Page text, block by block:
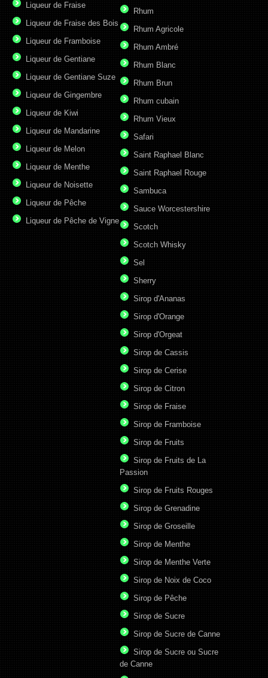
Liqueur de Fraise
Liqueur de Fraise des Bois
Liqueur de Framboise
Liqueur de Gentiane
Liqueur de Gentiane Suze
Liqueur de Gingembre
Liqueur de Kiwi
Liqueur de Mandarine
Liqueur de Melon
Liqueur de Menthe
Liqueur de Noisette
Liqueur de Pêche
Liqueur de Pêche de Vigne
Rhum
Rhum Agricole
Rhum Ambré
Rhum Blanc
Rhum Brun
Rhum cubain
Rhum Vieux
Safari
Saint Raphael Blanc
Saint Raphael Rouge
Sambuca
Sauce Worcestershire
Scotch
Scotch Whisky
Sel
Sherry
Sirop d'Ananas
Sirop d'Orange
Sirop d'Orgeat
Sirop de Cassis
Sirop de Cerise
Sirop de Citron
Sirop de Fraise
Sirop de Framboise
Sirop de Fruits
Sirop de Fruits de La
Passion
Sirop de Fruits Rouges
Sirop de Grenadine
Sirop de Groseille
Sirop de Menthe
Sirop de Menthe Verte
Sirop de Noix de Coco
Sirop de Pêche
Sirop de Sucre
Sirop de Sucre de Canne
Sirop de Sucre ou Sucre
de Canne